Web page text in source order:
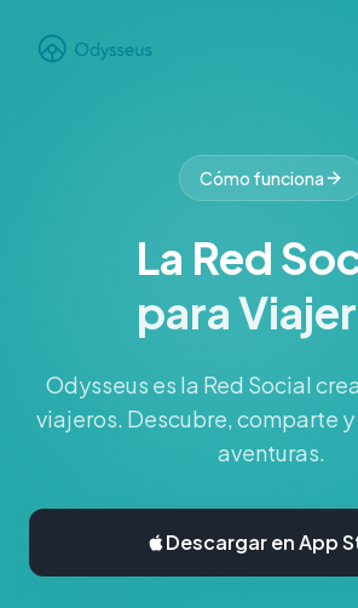
Cómo funciona
La Red
para
Odysseus es la Red Social
viajeros. Descubre, comparte
aventuras.
Descargar en App